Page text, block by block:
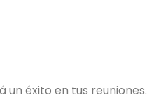
éxito en tus reuniones.